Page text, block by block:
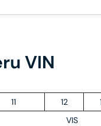
VIN
11 12
VIS